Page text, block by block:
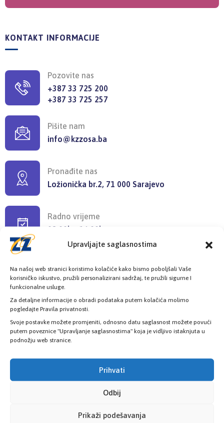
Upravljajte saglasnostima
Na našoj web stranici koristimo kolačiće kako bismo poboljšali Vaše
korisničko iskustvo, pružili personalizirani sadržaj, te pružili sigurne I
funkcionalne usluge.
Za detaljne informacije o obradi podataka putem kolačića molimo
pogledajte Pravila privatnosti.
Svoje postavke možete promjeniti, odnosno datu saglasnost možete povući
putem poveznice "Upravljanje saglasnostima" koja je vidljivo istaknjuta u
podnožju web stranice.
Prihvati
Odbij
Prikaži podešavanja
KONTAKT INFORMACIJE
Pozovite nas
+387 33 725 200
+387 33 725 257
Pišite nam
info@kzzosa.ba
Pronađite nas
Ložionička br.2, 71 000 Sarajevo
Radno vrijeme
08:00h - 16:00h
Provjerite status vaše elektronske
zdravstvene kartice
PROVJERITE STATUS